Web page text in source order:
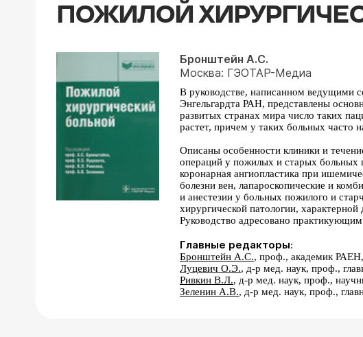
ПОЖИЛОЙ
Бронштейн А.С.
Москва: ГЭОТАР-Медиа
В руководстве, написанном ведущими
Энгельгардта РАН, представлены
развитых странах мира число таких
растет, причем у таких больных часто
Описаны особенности клиники и
операций у пожилых и старых больных
коронарная ангиопластика при
болезни вен, лапароскопические и
и анестезии у больных пожилого и
хирургической патологии, характерной
Руководство адресовано
Главные редакторы:
Бронштейн А.С., проф., академик
Луцевич О.Э., д-р мед. наук, проф.,
Ривкин В.Л., д-р мед. наук, проф.,
Зеленин А.В., д-р мед. наук, проф.,